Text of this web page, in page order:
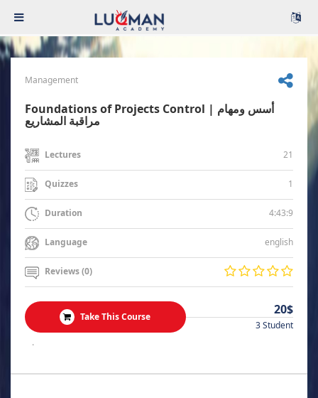
Management
Foundations of Projects Control | أسس ومهام
مراقبة المشاريع
Lectures 21
Quizzes 1
Duration 4:43:9
Language english
Reviews (0)
Take This Course 20$
3 Student
.